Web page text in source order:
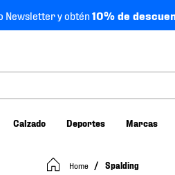
Newsletter y obtén10% de
Calzado Deportes Marcas
Spalding